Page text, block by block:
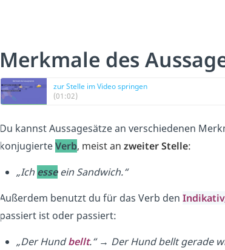
Merkmale des
zur Stelle im Video springen
(01:02)
Du kannst Aussagesätze an verschiedenen
konjugierteVerb, meist an zweiter Stelle:
„Ichesseein Sandwich.“
Außerdem benutzt du für das Verb den
passiert ist oder passiert:
„Der Hundbellt.“ → Der Hund bellt gerade